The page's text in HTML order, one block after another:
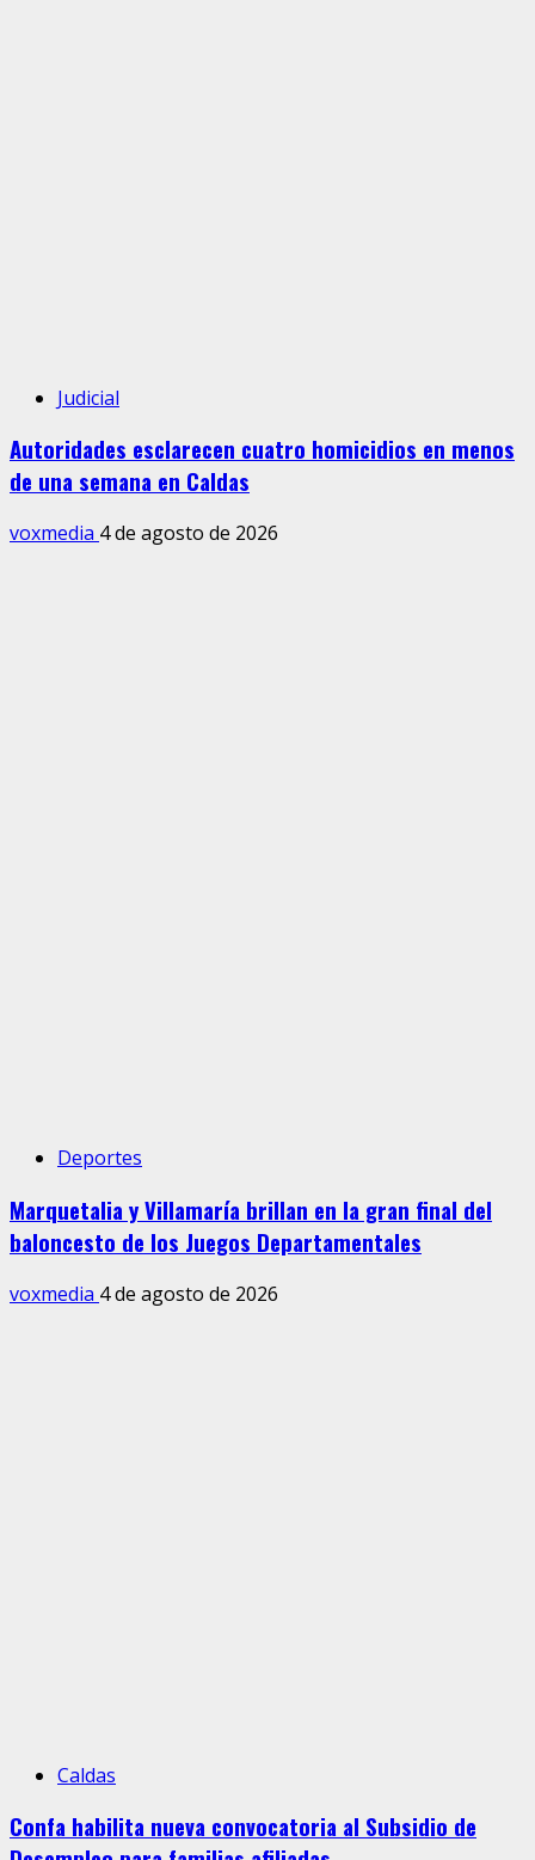
Judicial
Autoridades esclarecen cuatro homicidios en menos
de una semana en Caldas
voxmedia 4 de agosto de 2026
Deportes
Marquetalia y Villamaría brillan en la gran final del
baloncesto de los Juegos Departamentales
voxmedia 4 de agosto de 2026
Caldas
Confa habilita nueva convocatoria al Subsidio de